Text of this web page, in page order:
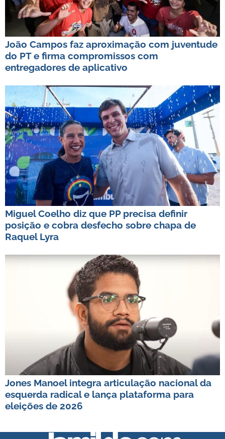
João Campos faz aproximação com juventude
do PT e firma compromissos com
entregadores de aplicativo
Miguel Coelho diz que PP precisa definir
posição e cobra desfecho sobre chapa de
Raquel Lyra
Jones Manoel integra articulação nacional da
esquerda radical e lança plataforma para
eleições de 2026